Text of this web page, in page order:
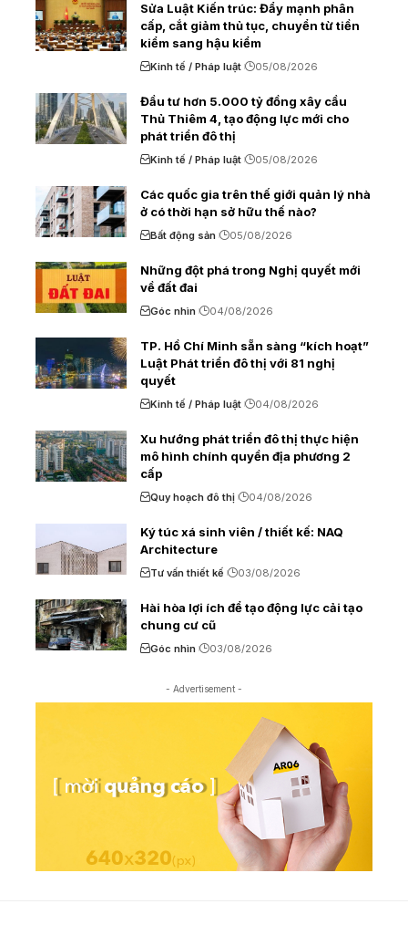
Sửa Luật Kiến trúc: Đẩy mạnh phân
cấp, cắt giảm thủ tục, chuyển từ tiền
kiểm sang hậu kiểm
Kinh tế / Pháp luật 05/08/2026
Đầu tư hơn 5.000 tỷ đồng xây cầu
Thủ Thiêm 4, tạo động lực mới cho
phát triển đô thị
Kinh tế / Pháp luật 05/08/2026
Các quốc gia trên thế giới quản lý nhà
ở có thời hạn sở hữu thế nào?
Bất động sản 05/08/2026
Những đột phá trong Nghị quyết mới
về đất đai
Góc nhìn 04/08/2026
TP. Hồ Chí Minh sẵn sàng “kích hoạt”
Luật Phát triển đô thị với 81 nghị
quyết
Kinh tế / Pháp luật 04/08/2026
Xu hướng phát triển đô thị thực hiện
mô hình chính quyền địa phương 2
cấp
Quy hoạch đô thị 04/08/2026
Ký túc xá sinh viên / thiết kế: NAQ
Architecture
Tư vấn thiết kế 03/08/2026
Hài hòa lợi ích để tạo động lực cải tạo
chung cư cũ
Góc nhìn 03/08/2026
- Advertisement -